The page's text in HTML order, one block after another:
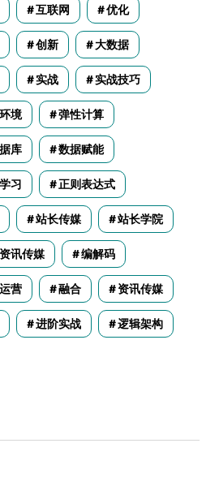
互联网 优化
创新 大数据
实战 实战技巧
境 弹性计算
库 数据赋能
习 正则表达式
站长传媒 站长学院
讯传媒 编解码
营 融合 资讯传媒
进阶实战 逻辑架构